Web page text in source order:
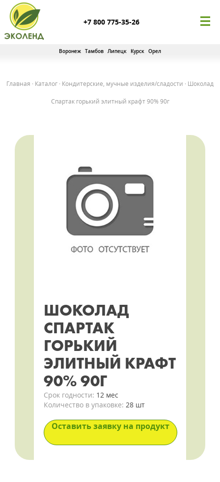
+7 800 775-35-26
Воронеж Тамбов Липецк Курск Орел
Главная · Каталог · Кондитерские, мучные изделия/сладости · Шоколад
Спартак горький элитный крафт 90% 90г
ШОКОЛАД
СПАРТАК
ГОРЬКИЙ
ЭЛИТНЫЙ КРАФТ
90% 90Г
Срок годности: 12 мес
Количество в упаковке: 28 шт
Оставить заявку на продукт